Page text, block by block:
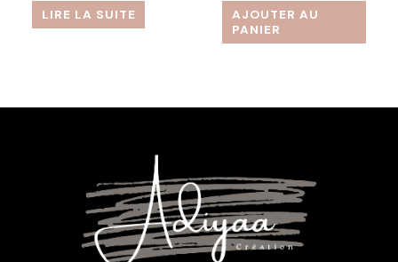
LIRE LA SUITE
AJOUTER AU
PANIER